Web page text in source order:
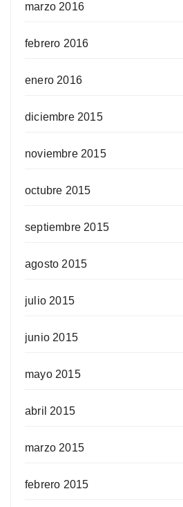
marzo 2016
febrero 2016
enero 2016
diciembre 2015
noviembre 2015
octubre 2015
septiembre 2015
agosto 2015
julio 2015
junio 2015
mayo 2015
abril 2015
marzo 2015
febrero 2015